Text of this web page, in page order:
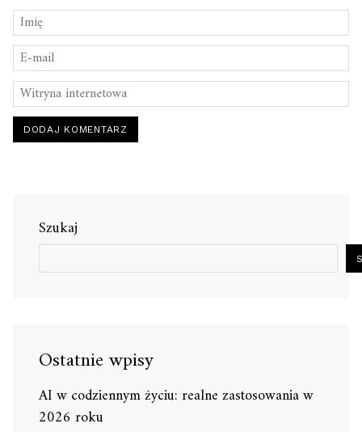
Szukaj
Ostatnie wpisy
AI w codziennym życiu: realne zastosowania w
2026 roku